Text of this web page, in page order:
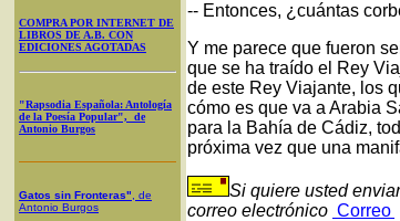
COMPRA POR INTERNET DE
LIBROS DE A.B. CON
EDICIONES AGOTADAS
"Rapsodia Española: Antología
de la Poesía Popular", de
Antonio Burgos
Gatos sin Fronteras" , de
Antonio Burgos
-- Entonces, ¿cuántas
Y me parece que fueron
que se ha traído el Rey
de este Rey Viajante, los
cómo es que va a Arabia
para la Bahía de Cádiz,
próxima vez que una
Si quiere usted
correo electrónico Correo